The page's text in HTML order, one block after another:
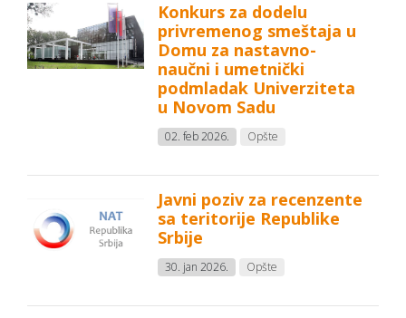
Konkurs za dodelu
privremenog smeštaja u
Domu za nastavno-
naučni i umetnički
podmladak Univerziteta
u Novom Sadu
02. feb 2026. Opšte
Javni poziv za recenzente
sa teritorije Republike
Srbije
30. jan 2026. Opšte